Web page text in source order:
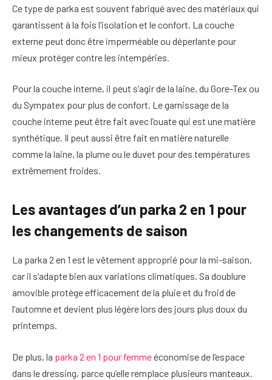
Ce type de parka est souvent fabriqué avec des matériaux qui
garantissent à la fois l’isolation et le confort. La couche
externe peut donc être imperméable ou déperlante pour
mieux protéger contre les intempéries.
Pour la couche interne, il peut s’agir de la laine, du Gore-Tex ou
du Sympatex pour plus de confort. Le garnissage de la
couche interne peut être fait avec l’ouate qui est une matière
synthétique. Il peut aussi être fait en matière naturelle
comme la laine, la plume ou le duvet pour des températures
extrêmement froides.
Les avantages d’un parka 2 en 1 pour
les changements de saison
La parka 2 en 1 est le vêtement approprié pour la mi-saison,
car il s’adapte bien aux variations climatiques. Sa doublure
amovible protège efficacement de la pluie et du froid de
l’automne et devient plus légère lors des jours plus doux du
printemps.
De plus, la parka 2 en 1 pour femmeéconomise de l’espace
dans le dressing, parce qu’elle remplace plusieurs manteaux.